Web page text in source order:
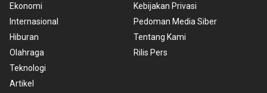
Ekonomi
Internasional
Hiburan
Olahraga
Teknologi
Artikel
Kebijakan Privasi
Pedoman Media Siber
Tentang Kami
Rilis Pers